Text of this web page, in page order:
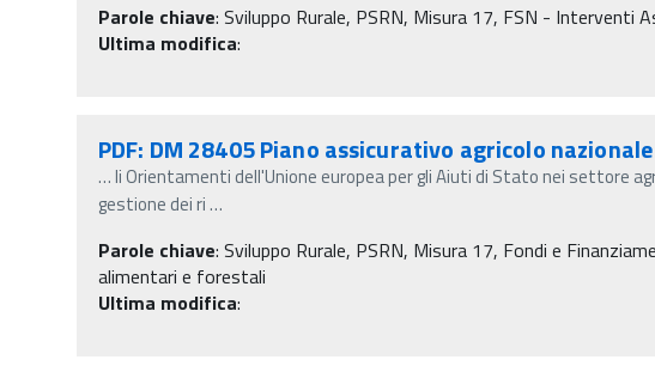
Parole chiave: Sviluppo Rurale, PSRN, Misura 17, FSN - Interventi
Ultima modifica:
PDF: DM 28405 Piano assicurativo agricolo
…li Orientamenti dell'Unione europea per gli Aiuti di Stato nei settore
gestione dei ri…
Parole chiave: Sviluppo Rurale, PSRN, Misura 17, Fondi e
alimentari e forestali
Ultima modifica: